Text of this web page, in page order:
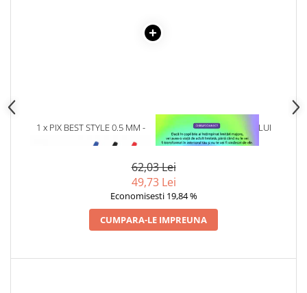
1 x PIX BEST STYLE 0.5 MM -
ALBASTRU
1 x VINDECAREA COPILULUI
INTERIOR
62,03 Lei
49,73 Lei
Economisesti 19,84 %
CUMPARA-LE IMPREUNA